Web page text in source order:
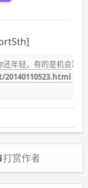
还年轻，有的是机会》
打赏作者